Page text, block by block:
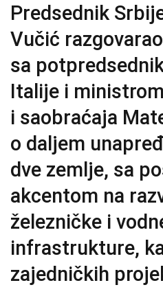
Predsednik
Vučić
sa
Italije i
i saobraćaja
o daljem
dve zemlje, sa
akcentom na
železničke i
infrastrukture,
zajedničkih